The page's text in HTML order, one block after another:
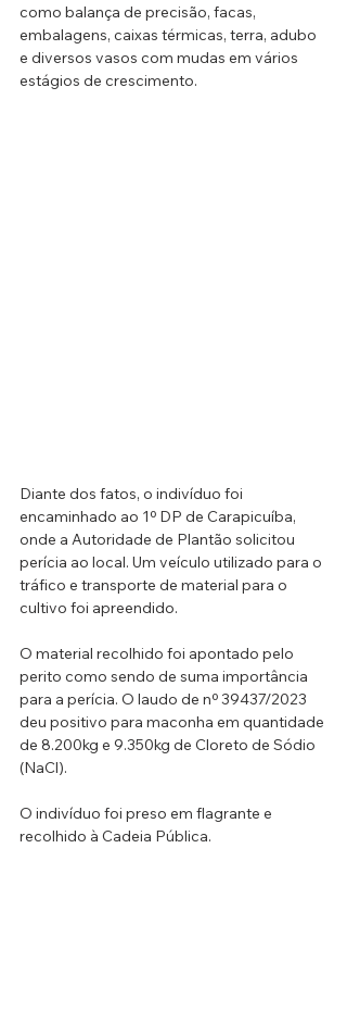
como balança de precisão, facas,
embalagens, caixas térmicas, terra, adubo
e diversos vasos com mudas em vários
estágios de crescimento.
Diante dos fatos, o indivíduo foi
encaminhado ao 1º DP de Carapicuíba,
onde a Autoridade de Plantão solicitou
perícia ao local. Um veículo utilizado para o
tráfico e transporte de material para o
cultivo foi apreendido.
O material recolhido foi apontado pelo
perito como sendo de suma importância
para a perícia. O laudo de nº 39437/2023
deu positivo para maconha em quantidade
de 8.200kg e 9.350kg de Cloreto de Sódio
(NaCl).
O indivíduo foi preso em flagrante e
recolhido à Cadeia Pública.